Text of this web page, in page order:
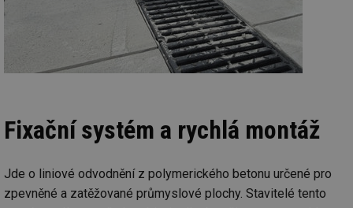
Fixační systém a rychlá montáž
Jde o liniové odvodnění z polymerického betonu určené pro
zpevněné a zatěžované průmyslové plochy. Stavitelé tento